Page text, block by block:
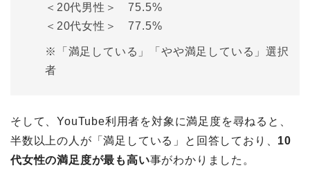
＜20代男性＞ 75.5%
＜20代女性＞ 77.5%
※「満足している」「やや満足している」選択
者
そして、YouTube利用者を対象に満足度を尋ねると、
半数以上の人が「満足している」と回答しており、 10
代女性の満足度が最も高い事がわかりました。